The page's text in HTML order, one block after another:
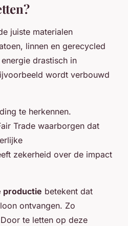
juiste materialen
linnen en gerecycled
drastisch in
wordt verbouwd
te herkennen.
Trade waarborgen dat
zekerheid over de impact
productie betekent dat
ontvangen. Zo
te letten op deze